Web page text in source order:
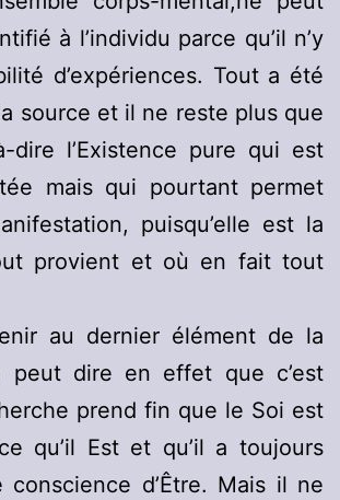
à l’individu parce qu’il n’y
d’expériences. Tout a été
source et il ne reste plus que
dire l’Existence pure qui est
mais qui pourtant permet
puisqu’elle est la
provient et où en fait tout
au dernier élément de la
peut dire en effet que c’est
prend fin que le Soi est
qu’il Est et qu’il a toujours
d’Être. Mais il ne